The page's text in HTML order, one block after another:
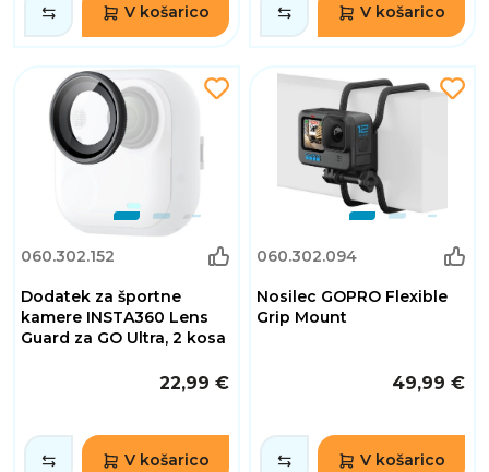
V košarico V košarico
060.302.152
Dodatek za športne
kamere INSTA360 Lens
Guard za GO Ultra, 2 kosa
22,99 €
V košarico
060.302.094
Nosilec GOPRO Flexible
Grip Mount
49,99 €
V košarico